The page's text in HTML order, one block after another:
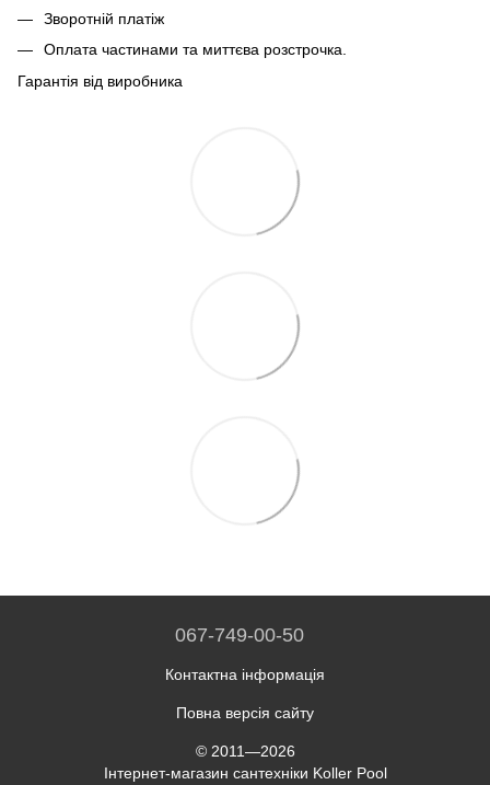
Зворотній платіж
Оплата частинами та миттєва розстрочка.
Гарантія від виробника
067-749-00-50
Контактна інформація
Повна версія сайту
© 2011—2026
Інтернет-магазин сантехніки Koller Pool